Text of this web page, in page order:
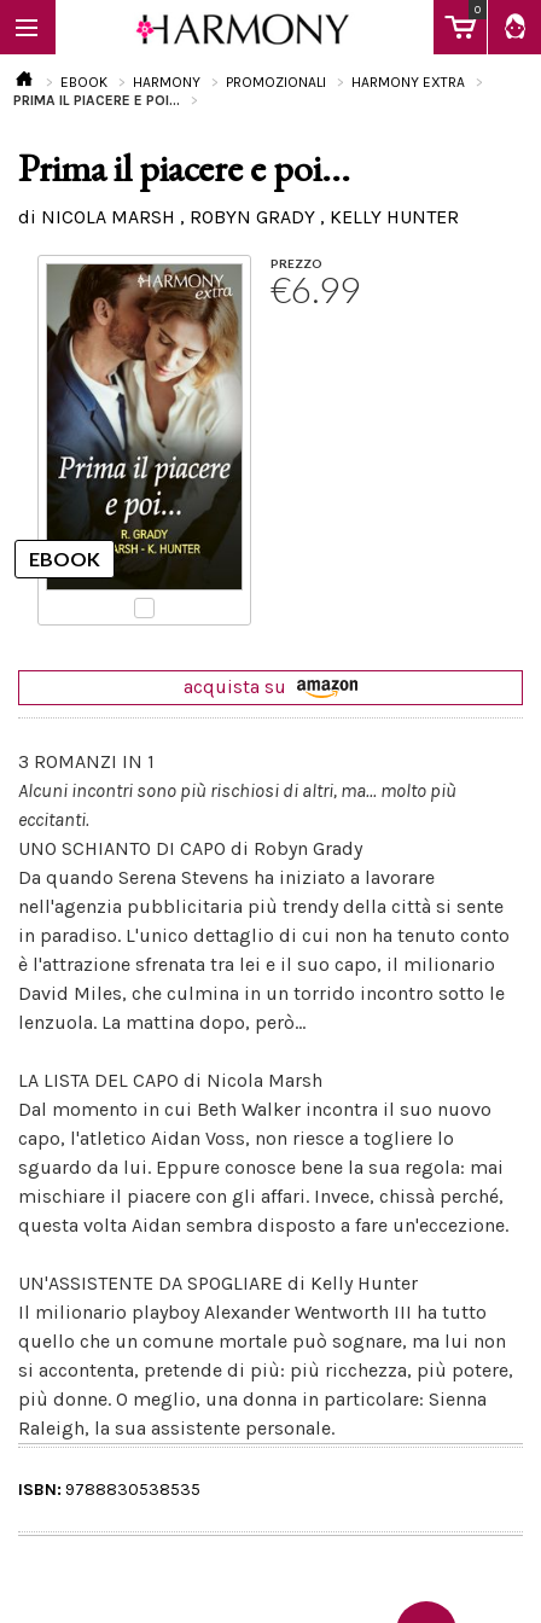
0
EBOOK
Calendario
EBOOK HARMONY PROMOZIONALI
HARMONY EXTRA
PRIMA IL PIACERE E POI...
Prima il piacere e poi...
di NICOLA MARSH , ROBYN GRADY , KELLY HUNTER
PREZZO
€6.99
acquista su
3 ROMANZI IN 1
Alcuni incontri sono più rischiosi di altri, ma... molto più
eccitanti.
UNO SCHIANTO DI CAPO di Robyn Grady
Da quando Serena Stevens ha iniziato a lavorare
nell'agenzia pubblicitaria più trendy della città si sente
in paradiso. L'unico dettaglio di cui non ha tenuto conto
è l'attrazione sfrenata tra lei e il suo capo, il milionario
David Miles, che culmina in un torrido incontro sotto le
lenzuola. La mattina dopo, però...
LA LISTA DEL CAPO di Nicola Marsh
Dal momento in cui Beth Walker incontra il suo nuovo
capo, l'atletico Aidan Voss, non riesce a togliere lo
sguardo da lui. Eppure conosce bene la sua regola: mai
mischiare il piacere con gli affari. Invece, chissà perché,
questa volta Aidan sembra disposto a fare un'eccezione.
UN'ASSISTENTE DA SPOGLIARE di Kelly Hunter
Il milionario playboy Alexander Wentworth III ha tutto
quello che un comune mortale può sognare, ma lui non
si accontenta, pretende di più: più ricchezza, più potere,
più donne. O meglio, una donna in particolare: Sienna
Raleigh, la sua assistente personale.
ISBN: 9788830538535